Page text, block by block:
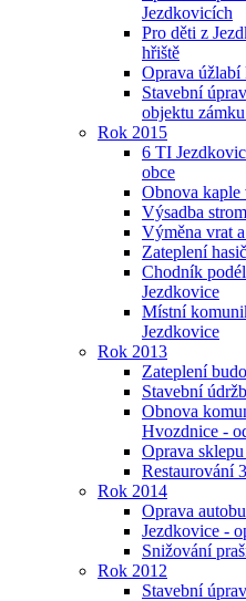
Jezdkovicích
Pro děti z
hřiště
Oprava úžlabí
Stavební
objektu
Rok 2015
6 TI
obce
Obnova kaple
Výsadba
Výměna vrat
Zateplení
Chodník
Jezdkovice
Místní
Jezdkovice
Rok 2013
Zateplení
Stavební
Obnova
Hvozdnice -
Oprava
Restaurování
Rok 2014
Oprava
Jezdkovice -
Snižování
Rok 2012
Stavební